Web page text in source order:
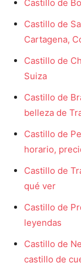
Castillo de
Castillo de
Cartagena,
Castillo de
Suiza
Castillo de
belleza de
Castillo de
horario,
Castillo de
qué ver
Castillo de
leyendas
Castillo de
castillo de